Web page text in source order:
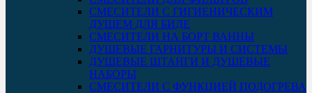
СМЕСИТЕЛИ С ГИГИЕНИЧЕСКИМ
ДУШЕМ ДЛЯ БИДЕ
СМЕСИТЕЛИ НА БОРТ ВАННЫ
ДУШЕВЫЕ ГАРНИТУРЫ И СИСТЕМЫ
ДУШЕВЫЕ ШТАНГИ И ДУШЕВЫЕ
НАБОРЫ
СМЕСИТЕЛИ С ФУНКЦИЕЙ ПОДОГРЕВА